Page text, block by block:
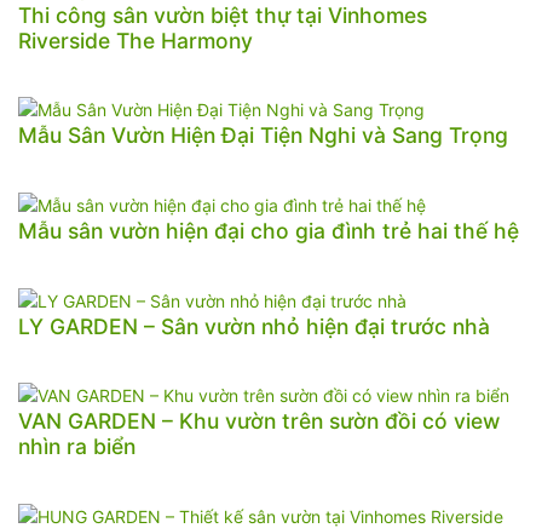
Thi công sân vườn biệt thự tại Vinhomes
Riverside The Harmony
Mẫu Sân Vườn Hiện Đại Tiện Nghi và Sang Trọng
Mẫu sân vườn hiện đại cho gia đình trẻ hai thế hệ
LY GARDEN – Sân vườn nhỏ hiện đại trước nhà
VAN GARDEN – Khu vườn trên sườn đồi có view
nhìn ra biển